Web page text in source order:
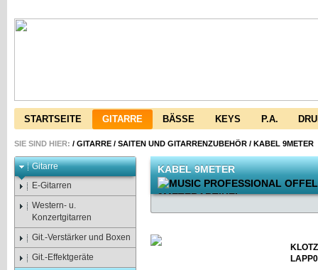
STARTSEITE GITARRE BÄSSE KEYS P.A.
SIE SIND HIER: / GITARRE / SAITEN UND GITARRENZUBEHÖR / KABEL 9METER
Gitarre
E-Gitarren
Western- u.
Konzertgitarren
Git.-Verstärker und Boxen
Git.-Effektgeräte
KABEL 9METER